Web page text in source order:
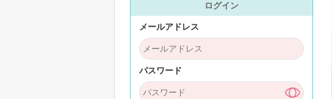
ログイン
メールアドレス
パスワード